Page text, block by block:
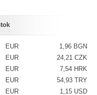
EUR
1,96 BGN
EUR
24,21 CZK
EUR
7,54 HRK
EUR
54,93 TRY
EUR
1,15 USD